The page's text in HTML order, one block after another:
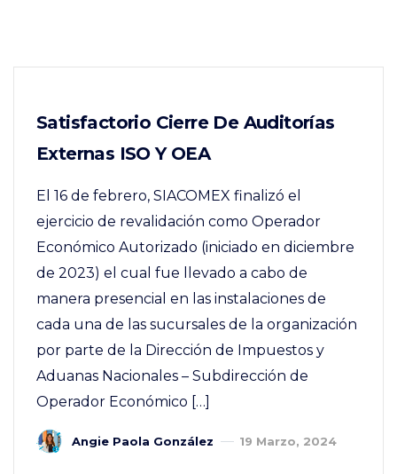
Satisfactorio Cierre De Auditorías
Externas ISO Y OEA
El 16 de febrero, SIACOMEX finalizó el
ejercicio de revalidación como Operador
Económico Autorizado (iniciado en diciembre
de 2023) el cual fue llevado a cabo de
manera presencial en las instalaciones de
cada una de las sucursales de la organización
por parte de la Dirección de Impuestos y
Aduanas Nacionales – Subdirección de
Operador Económico […]
Angie Paola González 19 Marzo, 2024